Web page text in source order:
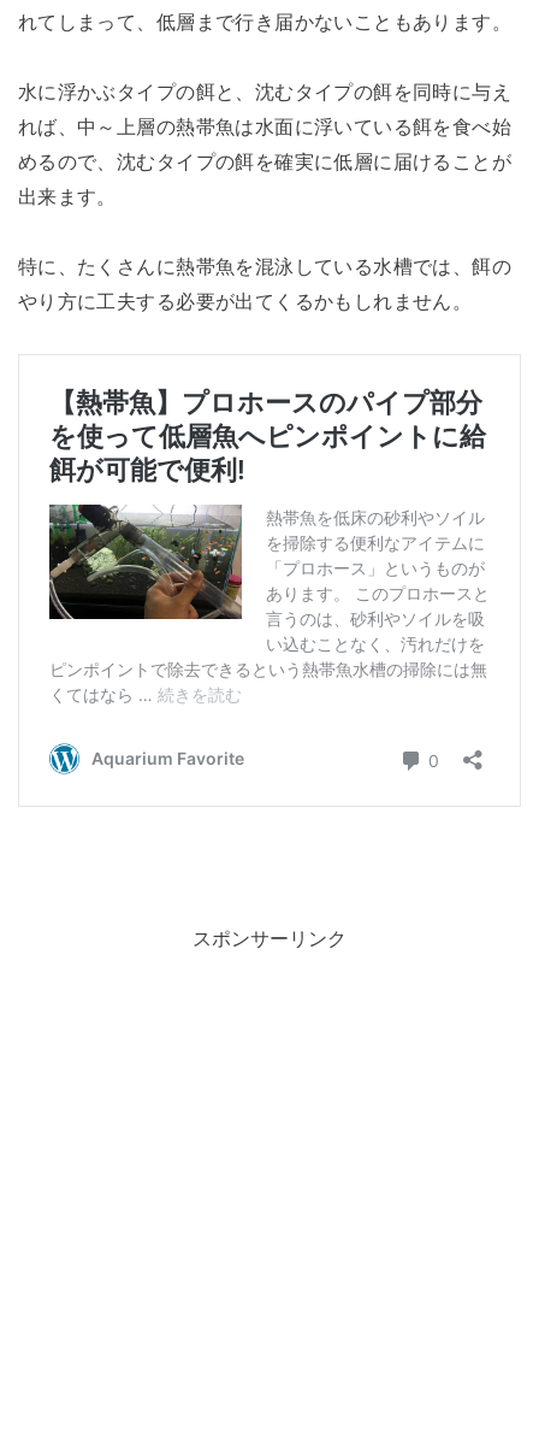
れてしまって、低層まで行き届かないこともあります。
水に浮かぶタイプの餌と、沈むタイプの餌を同時に与え
れば、中～上層の熱帯魚は水面に浮いている餌を食べ始
めるので、沈むタイプの餌を確実に低層に届けることが
出来ます。
特に、たくさんに熱帯魚を混泳している水槽では、餌の
やり方に工夫する必要が出てくるかもしれません。
スポンサーリンク